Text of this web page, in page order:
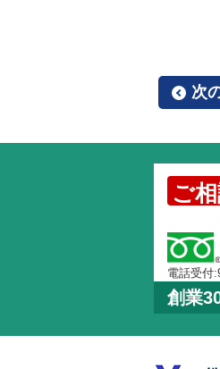
次
ご
電話受付
創業